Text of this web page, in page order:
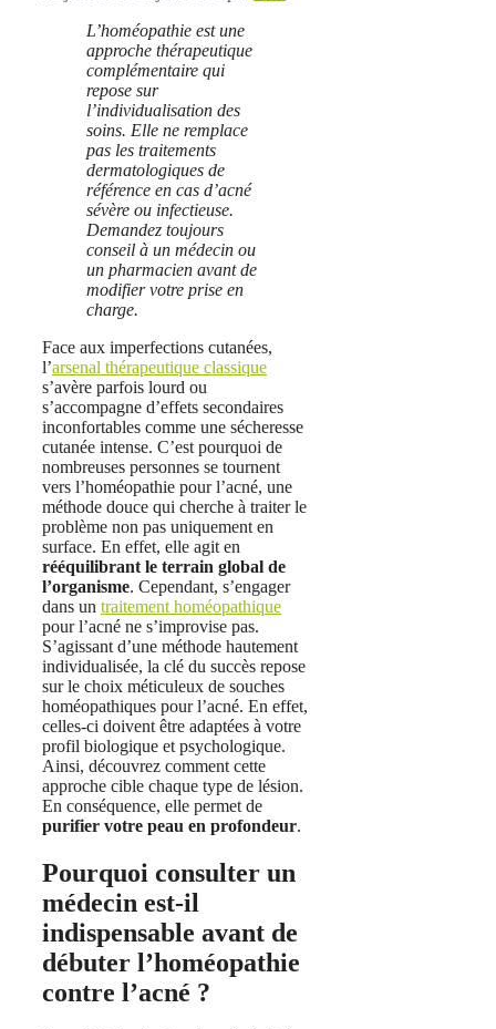
L’homéopathie est une
approche thérapeutique
complémentaire qui
repose sur
l’individualisation des
soins. Elle ne remplace
pas les traitements
dermatologiques de
référence en cas d’acné
sévère ou infectieuse.
Demandez toujours
conseil à un médecin ou
un pharmacien avant de
modifier votre prise en
charge.
Face aux imperfections cutanées,
l’arsenal thérapeutique classique
s’avère parfois lourd ou
s’accompagne d’effets secondaires
inconfortables comme une sécheresse
cutanée intense. C’est pourquoi de
nombreuses personnes se tournent
vers l’homéopathie pour l’acné, une
méthode douce qui cherche à traiter le
problème non pas uniquement en
surface. En effet, elle agit en
rééquilibrant le terrain global de
l’organisme. Cependant, s’engager
dans un traitement homéopathique
pour l’acné ne s’improvise pas.
S’agissant d’une méthode hautement
individualisée, la clé du succès repose
sur le choix méticuleux de souches
homéopathiques pour l’acné. En effet,
celles-ci doivent être adaptées à votre
profil biologique et psychologique.
Ainsi, découvrez comment cette
approche cible chaque type de lésion.
En conséquence, elle permet de
purifier votre peau en profondeur.
Pourquoi consulter un
médecin est-il
indispensable avant de
débuter l’homéopathie
contre l’acné ?